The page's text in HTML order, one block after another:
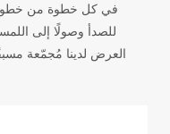
في كل خطوة من خطوات
للصدأ وصولًا إلى